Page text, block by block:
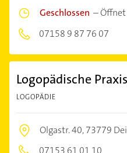
Geschlossen –
07158 9 87 76 07
Logopädische
LOGOPÄDIE
Olgastr. 40,73779
07153 61 01 10